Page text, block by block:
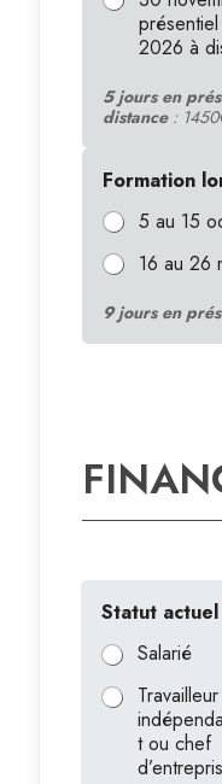
2026 à
5 jours en
distance:
Formation
5 au 15
16 au 26
9 jours en
Statut actuel
Salarié
Travailleur
t ou chef